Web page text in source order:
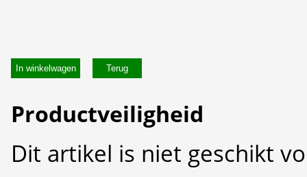
In winkelwagen
Productveiligheid
Dit artikel is niet geschikt